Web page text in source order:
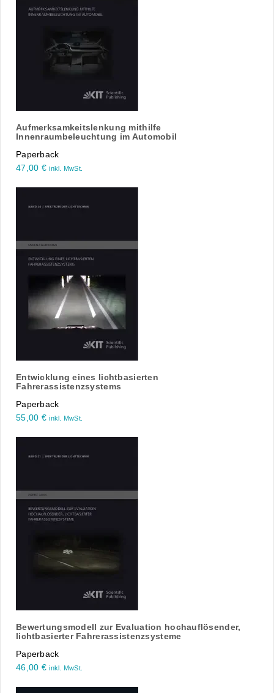
Aufmerksamkeitslenkung mithilfe
Innenraumbeleuchtung im Automobil
Paperback
47,00 € inkl. MwSt.
Entwicklung eines lichtbasierten
Fahrerassistenzsystems
Paperback
55,00 € inkl. MwSt.
Bewertungsmodell zur Evaluation hochauflösender,
lichtbasierter Fahrerassistenzsysteme
Paperback
46,00 € inkl. MwSt.